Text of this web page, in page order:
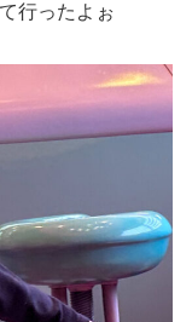
行ったよぉ